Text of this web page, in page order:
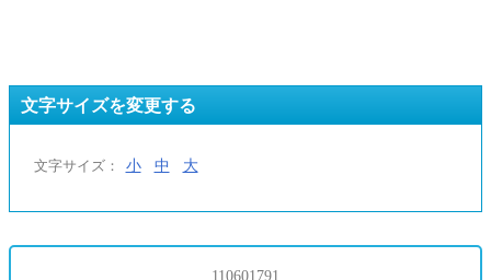
文字サイズを変更する
文字サイズ： 小 中 大